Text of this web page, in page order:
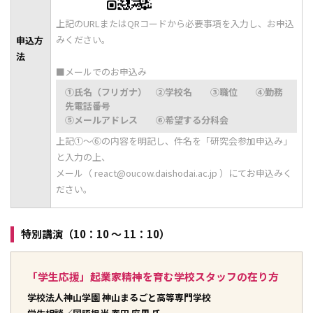
申込方
法
上記のURLまたはQRコードから必要事項を入力し、お申込
みください。
■メールでのお申込み
①氏名（フリガナ） ②学校名 ③職位 ④勤務
先電話番号
⑤メールアドレス ⑥希望する分科会
上記①～⑥の内容を明記し、件名を「研究会参加申込み」
と入力の上、
メール（ react@oucow.daishodai.ac.jp ）にてお申込みく
ださい。
特別講演（10：10 ～ 11：10）
「学生応援」起業家精神を育む学校スタッフの在り方
学校法人神山学園 神山まるごと高等専門学校